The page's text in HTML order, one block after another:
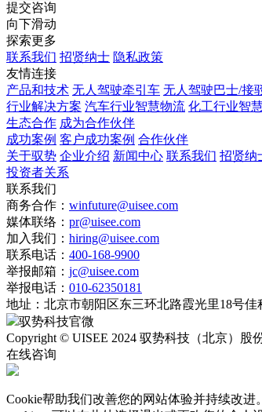
提交咨询
向下滑动
探索更多
联系我们 招贤纳士 隐私政策
友情连接
产品和技术 无人驾驶牵引车 无人驾驶巴士/接
行业解决方案 汽车行业智慧物流 化工行业智
生态合作 成为合作伙伴
成功案例 客户成功案例 合作伙伴
关于驭势 企业介绍 新闻中心 联系我们 招贤纳
投资者关系
联系我们
商务合作： winfuture@uisee.com
媒体联络： pr@uisee.com
加入我们： hiring@uisee.com
联系电话： 400-168-9900
举报邮箱： jc@uisee.com
举报电话： 010-62350181
地址： 北京市朝阳区东三环北路霞光里18号佳
驭势科技官微
Copyright © UISEE 2024 驭势科技（北京）股
在线咨询
Cookie帮助我们改善您的网站体验并持续改